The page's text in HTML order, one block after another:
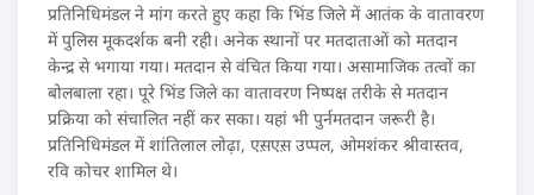
प्रतिनिधिमंडल ने मांग करते हुए कहा कि भिंड जिले में आतंक के वातावरण
में पुलिस मूकदर्शक बनी रही। अनेक स्थानों पर मतदाताओं को मतदान
केन्द्र से भगाया गया। मतदान से वंचित किया गया। असामाजिक तत्वों का
बोलबाला रहा। पूरे भिंड जिले का वातावरण निष्पक्ष तरीके से मतदान
प्रक्रिया को संचालित नहीं कर सका। यहां भी पुर्नमतदान जरूरी है।
प्रतिनिधिमंडल में शांतिलाल लोढ़ा, एस़एस़ उप्पल, ओमशंकर श्रीवास्तव,
रवि कोचर शामिल थे।